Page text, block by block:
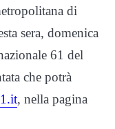
di
sera, domenica
61 del
che potrà
, nella pagina